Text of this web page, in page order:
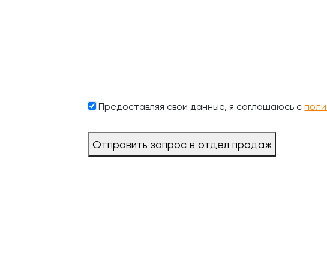
Предоставляя свои данные, я соглашаюсь с
Отправить запрос в отдел продаж